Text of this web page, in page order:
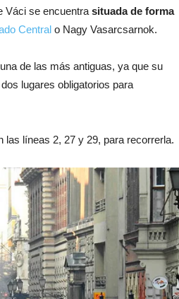
Váci se encuentra situada de forma
Central o Nagy Vasarcsarnok.
de las más antiguas, ya que su
lugares obligatorios para
líneas 2, 27 y 29, para recorrerla.